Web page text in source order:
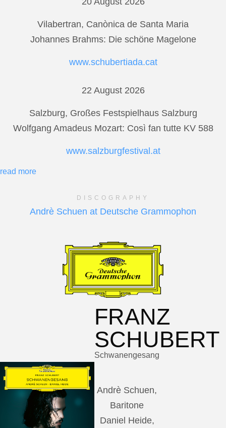
Vilabertran, Canònica de Santa Maria
Johannes Brahms: Die schöne Magelone
www.schubertiada.cat
22 August 2026
Salzburg, Großes Festspielhaus Salzburg
Wolfgang Amadeus Mozart: Così fan tutte KV 588
www.salzburgfestival.at
read more
DISCOGRAPHY
Andrè Schuen at Deutsche Grammophon
FRANZ
SCHUBERT
Schwanengesang
Andrè Schuen,
Baritone
Daniel Heide,